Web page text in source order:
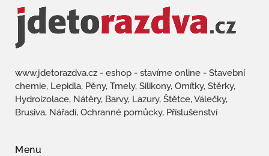
www.jdetorazdva.cz - eshop - stavíme online - Stavební
chemie, Lepidla, Pěny, Tmely, Silikony, Omítky, Stěrky,
Hydroizolace, Nátěry, Barvy, Lazury, Štětce, Válečky,
Brusiva, Nářadí, Ochranné pomůcky, Příslušenství
Menu